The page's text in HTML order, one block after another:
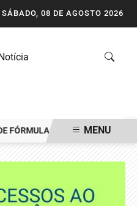
SÁBADO, 08 DE AGOSTO 2026
VEE EM INTERLAGOS
MENU